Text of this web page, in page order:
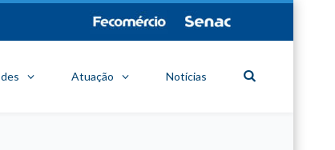
Atuação Notícias